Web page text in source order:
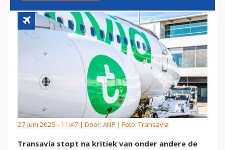
27 juni 2025 - 11:47 | Door: ANP | Foto: Transavia
Transavia stopt na kritiek van onder andere de